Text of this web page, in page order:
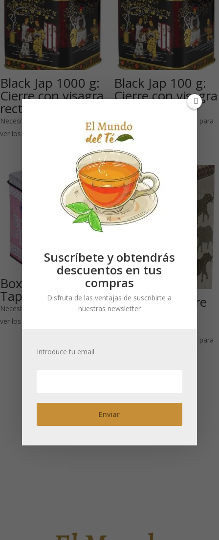
Black Jap 1000 g:
Cierre con visagra
rectangular
Necesitas estar registrado para
ver los precios
Black Jap 100 g:
Cierre con visagra
Necesitas estar registrado para
ver los precios
Box of Love 25 g:
Tapa cuadrada
Necesitas estar registrado para
ver los precios
Ajok 50 g: cierre
hermético
Necesitas estar registrado para
Suscríbete y obtendrás
descuentos en tus
compras
Disfruta de las ventajas de suscribirte a
nuestras newsletter
Introduce tu email